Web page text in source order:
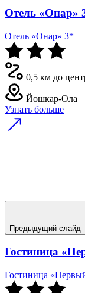
Отель «Онар»
Отель «Онар» 3*
0,5 км до
Йошкар-Ола
Узнать больше
Предыдущий слайд
Гостиница
Гостиница